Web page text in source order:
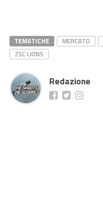
TEMATICHE MERCATO
ZSC LIONS
Redazione